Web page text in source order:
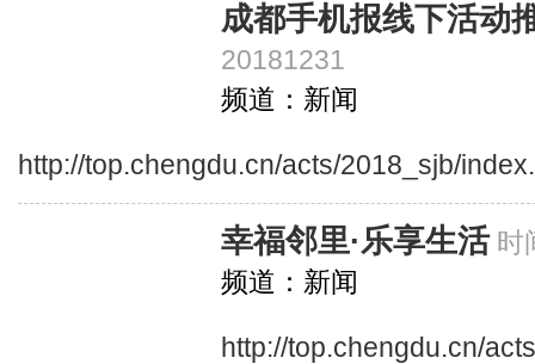
成都手机报线下活动
20181231
频道：新闻
http://top.chengdu.cn/acts/2018_sjb/
幸福邻里·乐享生活 时
频道：新闻
http://top.chengdu.cn/